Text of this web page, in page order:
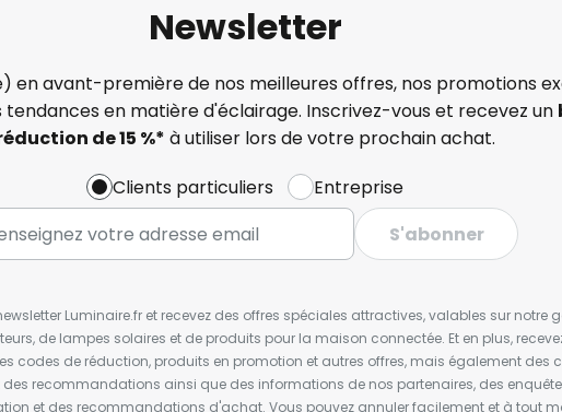
Newsletter
en avant-première de nos meilleures offres, nos promotions
tendances en matière d'éclairage. Inscrivez-vous et recevez un
de 15 %* à utiliser lors de votre prochain achat.
Clients particuliers
Entreprise
S'abonner
Luminaire.fr et recevez des offres spéciales attractives, valables sur notre
de lampes solaires et de produits pour la maison connectée. Et en plus,
codes de réduction, produits en promotion et autres offres, mais également des
des recommandations ainsi que des informations de nos partenaires, des
et des recommandations d'achat. Vous pouvez annuler facilement et à tout